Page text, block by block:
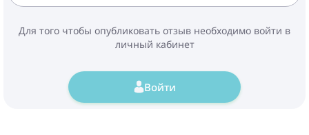
Для того чтобы опубликовать отзыв необходимо войти в
личный кабинет
Войти